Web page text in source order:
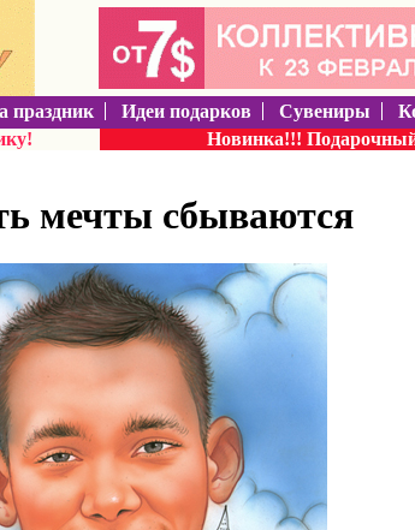
праздник Идеи подарков Сувениры
Новинка!!!
мечты сбываются